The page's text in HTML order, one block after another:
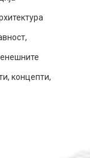
концепти,